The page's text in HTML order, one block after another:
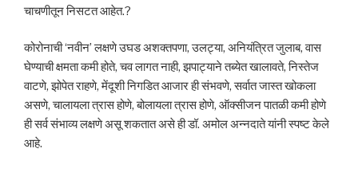
चाचणीतून निसटत आहेत.?
कोरोनाची ‘नवीन’ लक्षणे उघड अशक्तपणा, उलट्या, अनियंत्रित जुलाब, वास
घेण्याची क्षमता कमी होते, चव लागत नाही, झपाट्याने तब्येत खालावते, निस्तेज
वाटणे, झोपेत राहणे, मेंदूशी निगडित आजार ही संभवणे, सर्वात जास्त खोकला
असणे, चालायला त्रास होणे, बोलायला त्रास होणे, ऑक्सीजन पातळी कमी होणे
ही सर्व संभाव्य लक्षणे असू शकतात असे ही डॉ. अमोल अन्नदाते यांनी स्पष्ट केले
आहे.